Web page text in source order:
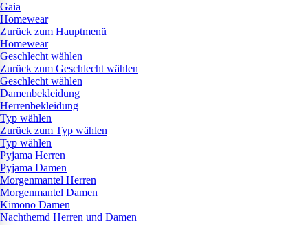
Gaia
Homewear
Zurück zum Hauptmenü
Homewear
Geschlecht wählen
Zurück zum Geschlecht wählen
Geschlecht wählen
Damenbekleidung
Herrenbekleidung
Typ wählen
Zurück zum Typ wählen
Typ wählen
Pyjama Herren
Pyjama Damen
Morgenmantel Herren
Morgenmantel Damen
Kimono Damen
Nachthemd Herren und Damen